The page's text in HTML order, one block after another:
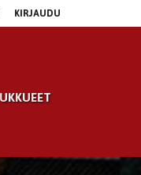
KIRJAUDU